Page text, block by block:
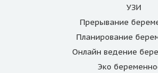
УЗИ
Прерывание
Планирование
Онлайн ведение
Эко